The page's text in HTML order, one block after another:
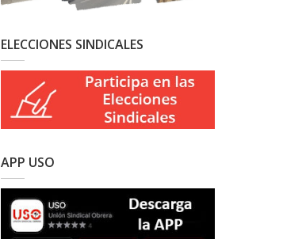
ELECCIONES SINDICALES
APP USO